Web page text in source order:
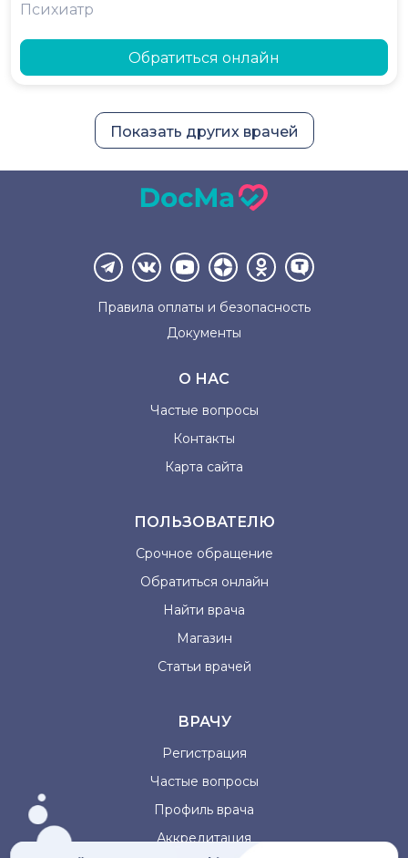
Психиатр
Обратиться онлайн
Показать других врачей
Правила оплаты и безопасность
Документы
О НАС
Частые вопросы
Контакты
Карта сайта
ПОЛЬЗОВАТЕЛЮ
Срочное обращение
Обратиться онлайн
Найти врача
Магазин
Статьи врачей
ВРАЧУ
Регистрация
Частые вопросы
Профиль врача
Аккредитация